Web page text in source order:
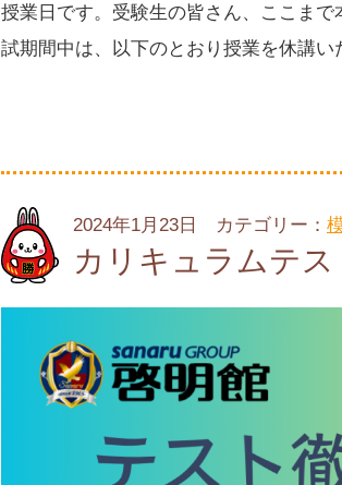
授業日です。受験生の皆さん、ここま
試期間中は、以下のとおり授業を休講
2024年1月23日 カテゴリー：
カリキュラムテス